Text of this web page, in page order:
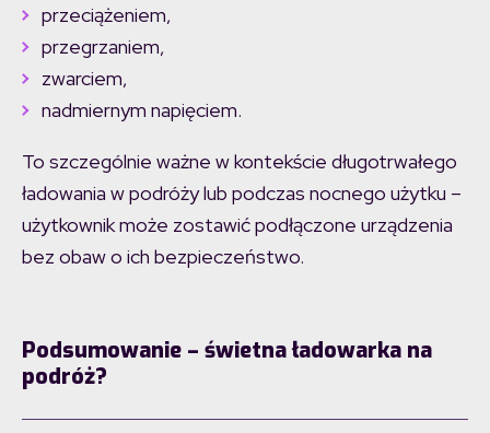
przeciążeniem,
przegrzaniem,
zwarciem,
nadmiernym napięciem.
To szczególnie ważne w kontekście długotrwałego
ładowania w podróży lub podczas nocnego użytku –
użytkownik może zostawić podłączone urządzenia
bez obaw o ich bezpieczeństwo.
Podsumowanie – świetna ładowarka na
podróż?